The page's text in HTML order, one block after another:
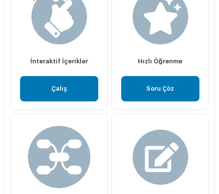
İnteraktif İçerikler
Çalış
Hızlı Öğrenme
Soru Çöz